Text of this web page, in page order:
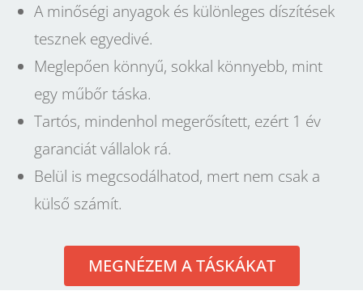
A minőségi anyagok és különleges díszítések
tesznek egyedivé.
Meglepően könnyű, sokkal könnyebb, mint
egy műbőr táska.
Tartós, mindenhol megerősített, ezért 1 év
garanciát vállalok rá.
Belül is megcsodálhatod, mert nem csak a
külső számít.
MEGNÉZEM A TÁSKÁKAT